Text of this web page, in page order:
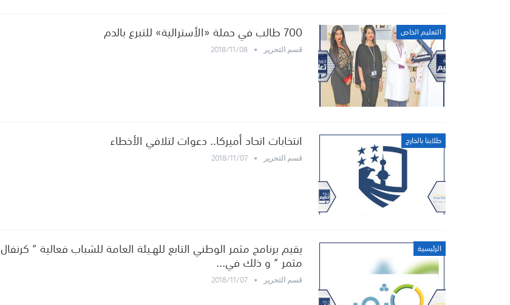
التعليم الخاص 700 طالب في حملة «الأسترالية» للتبرع بالدم
قسم التحرير 2018/11/08
طلابنا بالخارج انتخابات اتحاد أميركا.. دعوات لتلافي الأخطاء
قسم التحرير 2018/11/07
الرئيسية يقيم برنامج مثمر الوطني التابع للهـيئة العامة للشباب فعالية ” كرنفال
مثمر ” و ذلك في…
قسم التحرير 2018/11/07